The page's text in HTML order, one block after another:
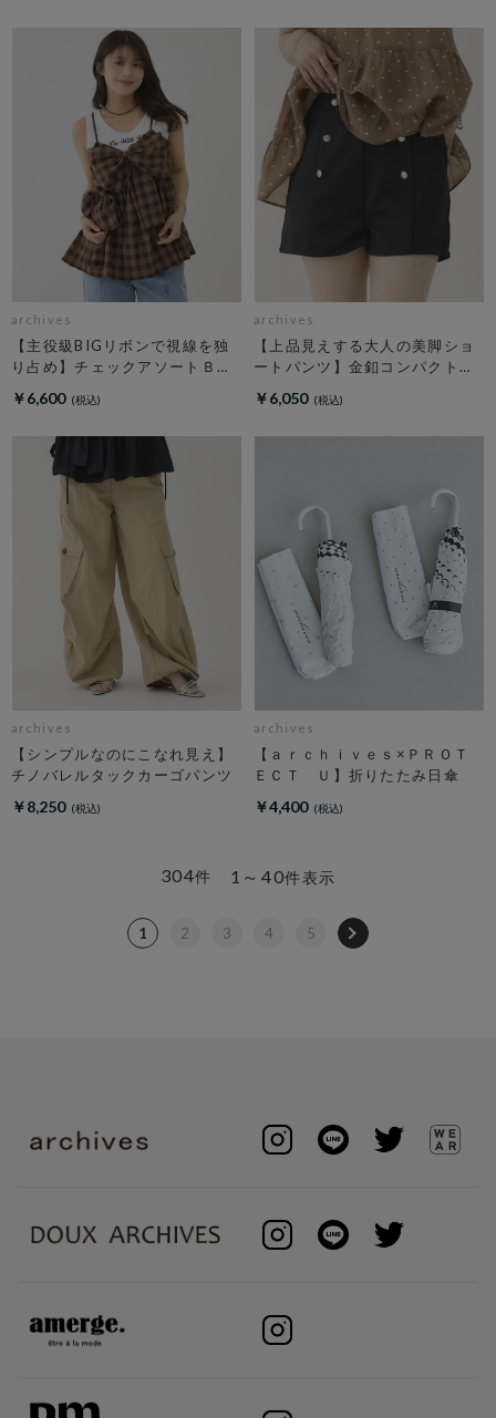
archives
【主役級BIGリボンで視線を独
り占め】チェックアソートＢＩ
￥6,600
archives
【上品見えする大人の美脚ショ
ートパンツ】金釦コンパクトシ
￥6,050
archives
【シンプルなのにこなれ見え】
チノバレルタックカーゴパンツ
￥8,250
archives
【ａｒｃｈｉｖｅｓ×ＰＲＯＴ
ＥＣＴ Ｕ】折りたたみ日傘
￥4,400
1～40件表示
304件
1 2 3 4 5